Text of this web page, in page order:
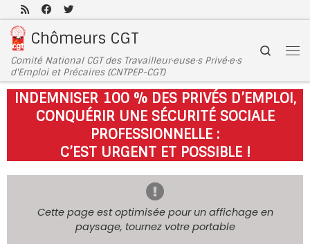
Passer au contenu
Chômeurs CGT
Comité National CGT des Travailleur·euse·s Privé·e·s
d'Emploi et Précaires (CNTPEP-CGT)
Search
INDEMNISER 100 % DES PRIVÉS D’EMPLOI,
CONQUÉRIR UNE SÉCURITÉ SOCIALE
PROFESSIONNELLE :
C’EST URGENT ET POSSIBLE !
Cette page est optimisée pour un affichage en
paysage, tournez votre portable